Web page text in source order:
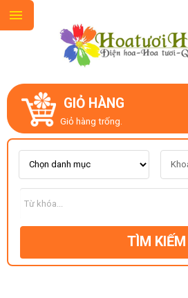
GIỎ HÀNG
Giỏ hàng trống.
TÌM KIẾM
GIỚI THIỆU
LIÊN HỆ
MẪU HOA MỚI
CHỦ ĐỀ